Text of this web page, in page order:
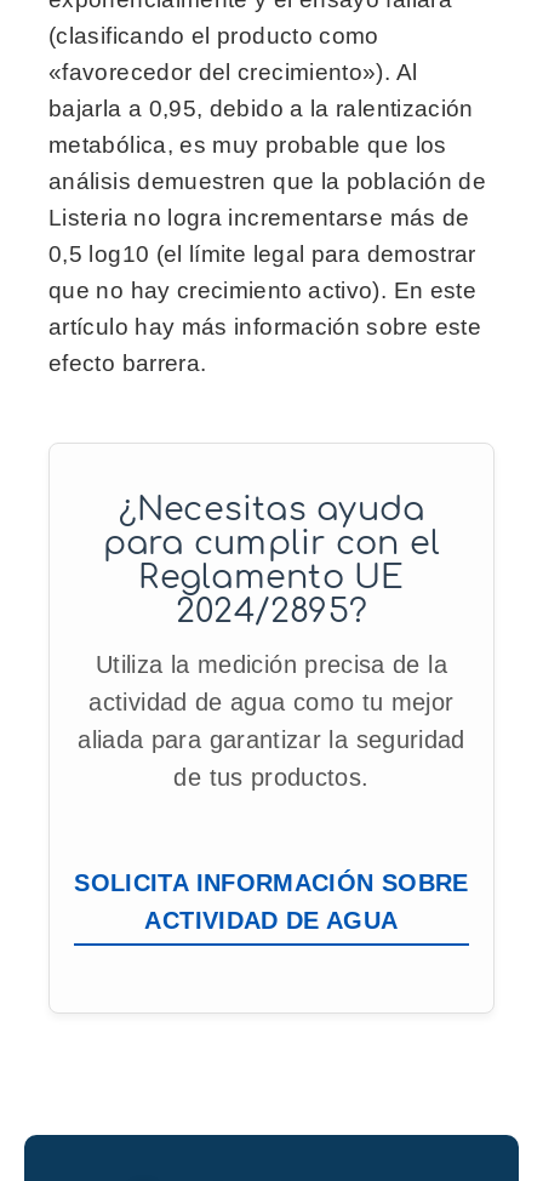
(clasificando el producto como
«favorecedor del crecimiento»). Al
bajarla a 0,95, debido a la ralentización
metabólica, es muy probable que los
análisis demuestren que la población de
Listeria no logra incrementarse más de
0,5 log10 (el límite legal para demostrar
que no hay crecimiento activo). En este
artículo hay más información sobre este
efecto barrera.
¿Necesitas ayuda
para cumplir con el
Reglamento UE
2024/2895?
Utiliza la medición precisa de la
actividad de agua como tu mejor
aliada para garantizar la seguridad
de tus productos.
SOLICITA INFORMACIÓN SOBRE
ACTIVIDAD DE AGUA